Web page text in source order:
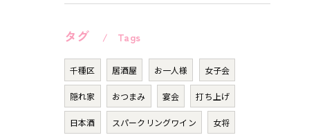
タグ Tags
千種区 居酒屋 お一人様 女子会
隠れ家 おつまみ 宴会 打ち上げ
日本酒 スパークリングワイン 女将